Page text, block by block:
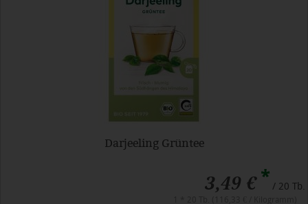
Darjeeling Grüntee
3,49 €* / 20 Tb.